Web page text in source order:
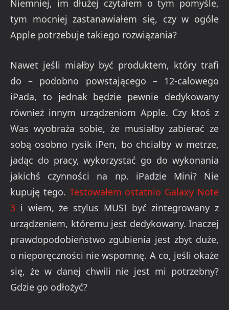
Niemniej, im dłużej czytałem o tym pomyśle,
tym mocniej zastanawiałem się, czy w ogóle
Apple potrzebuje takiego rozwiązania?
Nawet jeśli miałby być produktem, który trafi
do – podobno powstającego – 12-calowego
iPada, to jednak będzie pewnie dedykowany
również innym urządzeniom Apple. Czy ktoś z
Was wyobraża sobie, że musiałby zabierać ze
sobą osobno rysik iPen, bo chciałby w metrze,
jadąc do pracy, wykorzystać go do wykonania
jakichś czynności na np. iPadzie Mini? Nie
kupuję tego. Testowałem ostatnio Galaxy Note
3 i wiem, że stylus MUSI być zintegrowany z
urządzeniem, któremu jest dedykowany. Inaczej
prawdopodobieństwo zgubienia jest zbyt duże,
o nieporęczności nie wspomnę. A co, jeśli okaże
się, że w danej chwili nie jest mi potrzebny?
Gdzie go odłożyć?